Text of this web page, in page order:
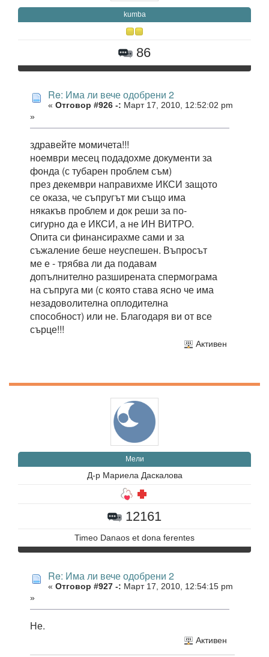
kumba
86
Re: Има ли вече одобрени 2
« Отговор #926 -: Март 17, 2010, 12:52:02 pm
»
здравейте момичета!!!
ноември месец подадохме документи за
фонда (с тубарен проблем съм)
през декември направихме ИКСИ защото
се оказа, че съпругът ми също има
някакъв проблем и док реши за по-
сигурно да е ИКСИ, а не ИН ВИТРО.
Опита си финансирахме сами и за
съжаление беше неуспешен. Въпросът
ме е - трябва ли да подавам
допълнително разширената спермограма
на съпруга ми (с която става ясно че има
незадоволителна оплодителна
способност) или не. Благодаря ви от все
сърце!!!
Активен
Мели
Д-р Мариела Даскалова
12161
Timeo Danaos et dona ferentes
Re: Има ли вече одобрени 2
« Отговор #927 -: Март 17, 2010, 12:54:15 pm
»
Не.
Активен